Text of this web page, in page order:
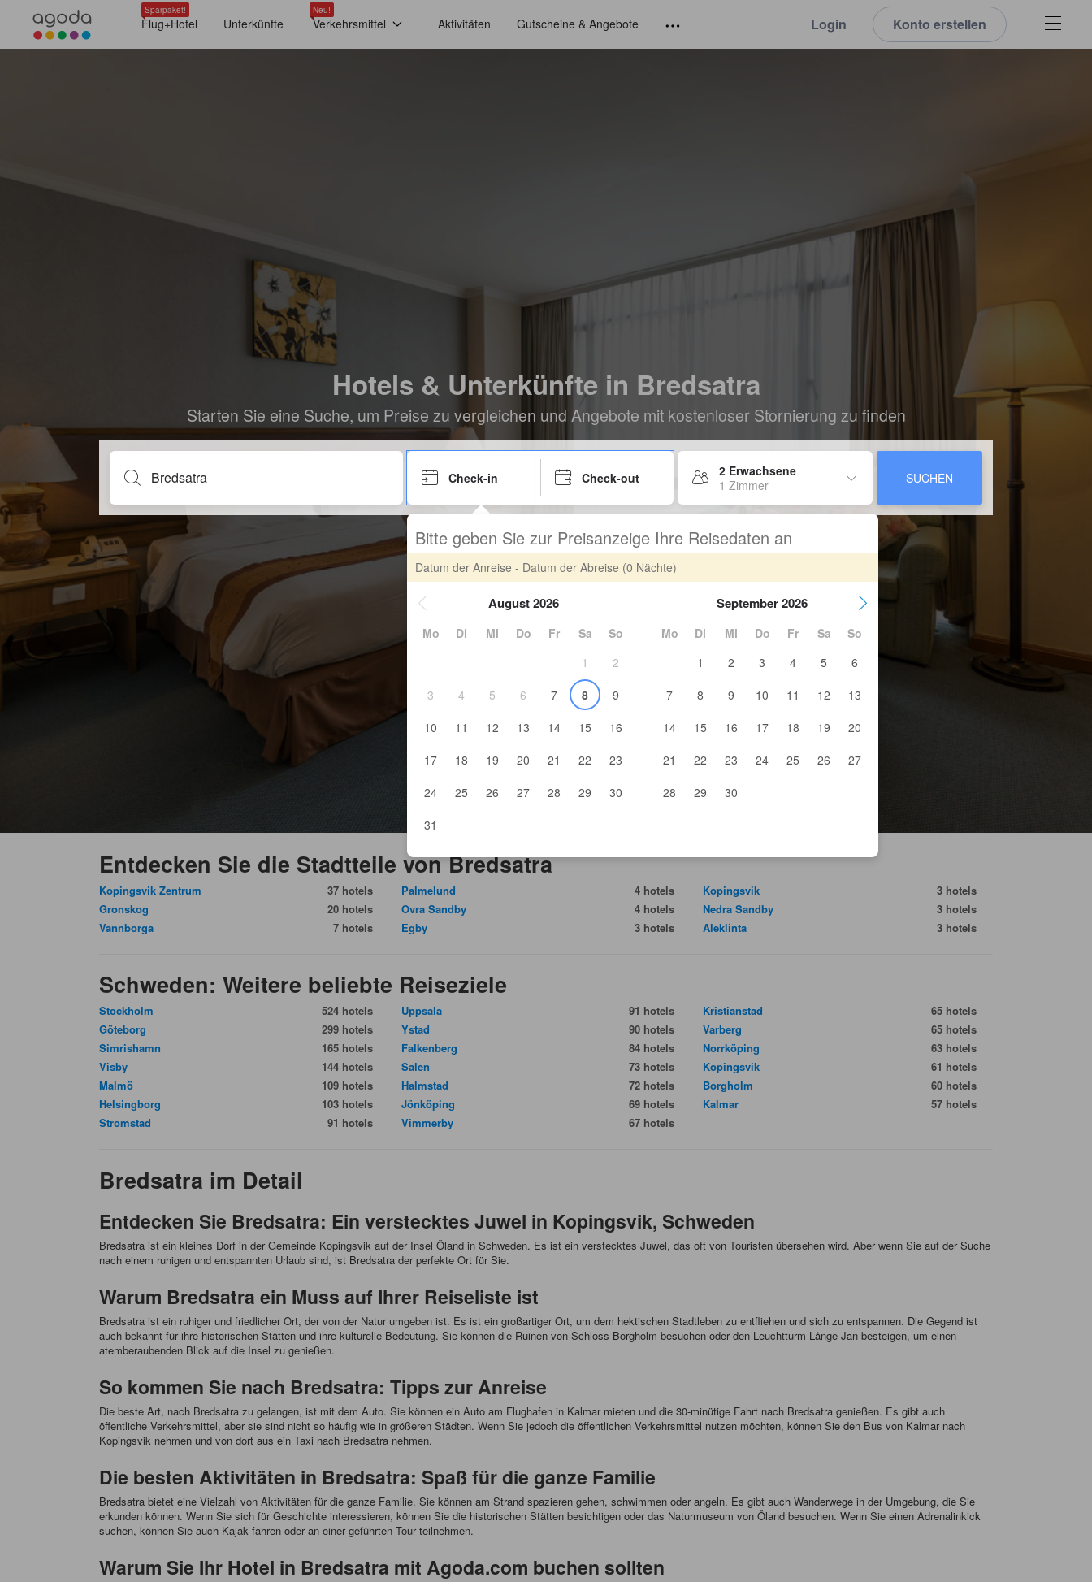
Sparpaket!
Flug+Hotel Unterkünfte
Neu!
Verkehrsmittel Aktivitäten Gutscheine & Angebote Login Konto erstellen
Hotels & Unterkünfte in Bredsatra
Starten Sie eine Suche, um Preise zu vergleichen und Angebote mit kostenloser Stornierung zu finden
Check-in Check-out
2 Erwachsene
1 Zimmer
SUCHEN
Bitte geben Sie zur Preisanzeige Ihre Reisedaten an
Datum der Anreise - Datum der Abreise (0 Nächte)
August 2026
Mo Di Mi Do Fr Sa
So
1
2
3
4 5 6 7 8
9
10
11 12 13 14 15
16
17
18 19 20 21 22
23
24
25 26 27 28 29
30
31
September 2026
Mo Di Mi Do Fr Sa
So
1
2 3 4 5
6
7
8 9 10 11 12
13
14
15 16 17 18 19
20
21
22 23 24 25 26
27
28
29 30
Entdecken Sie die Stadtteile von Bredsatra
Kopingsvik Zentrum
37 hotels
Gronskog
20 hotels
Vannborga
7 hotels
Palmelund
4 hotels
Ovra Sandby
4 hotels
Egby
3 hotels
Kopingsvik
3 hotels
Nedra Sandby
3 hotels
Aleklinta
3 hotels
Schweden: Weitere beliebte Reiseziele
Stockholm
524 hotels
Göteborg
299 hotels
Simrishamn
165 hotels
Visby
144 hotels
Malmö
109 hotels
Helsingborg
103 hotels
Stromstad
91 hotels
Uppsala
91 hotels
Ystad
90 hotels
Falkenberg
84 hotels
Salen
73 hotels
Halmstad
72 hotels
Jönköping
69 hotels
Vimmerby
67 hotels
Kristianstad
65 hotels
Varberg
65 hotels
Norrköping
63 hotels
Kopingsvik
61 hotels
Borgholm
60 hotels
Kalmar
57 hotels
Bredsatra im Detail
Entdecken Sie Bredsatra: Ein verstecktes Juwel in Kopingsvik, Schweden
Bredsatra ist ein kleines Dorf in der Gemeinde Kopingsvik auf der Insel Öland in Schweden. Es ist ein verstecktes Juwel, das oft von Touristen übersehen wird. Aber wenn Sie auf der Suche
nach einem ruhigen und entspannten Urlaub sind, ist Bredsatra der perfekte Ort für Sie.
Warum Bredsatra ein Muss auf Ihrer Reiseliste ist
Bredsatra ist ein ruhiger und friedlicher Ort, der von der Natur umgeben ist. Es ist ein großartiger Ort, um dem hektischen Stadtleben zu entfliehen und sich zu entspannen. Die Gegend ist
auch bekannt für ihre historischen Stätten und ihre kulturelle Bedeutung. Sie können die Ruinen von Schloss Borgholm besuchen oder den Leuchtturm Långe Jan besteigen, um einen
atemberaubenden Blick auf die Insel zu genießen.
So kommen Sie nach Bredsatra: Tipps zur Anreise
Die beste Art, nach Bredsatra zu gelangen, ist mit dem Auto. Sie können ein Auto am Flughafen in Kalmar mieten und die 30-minütige Fahrt nach Bredsatra genießen. Es gibt auch
öffentliche Verkehrsmittel, aber sie sind nicht so häufig wie in größeren Städten. Wenn Sie jedoch die öffentlichen Verkehrsmittel nutzen möchten, können Sie den Bus von Kalmar nach
Kopingsvik nehmen und von dort aus ein Taxi nach Bredsatra nehmen.
Die besten Aktivitäten in Bredsatra: Spaß für die ganze Familie
Bredsatra bietet eine Vielzahl von Aktivitäten für die ganze Familie. Sie können am Strand spazieren gehen, schwimmen oder angeln. Es gibt auch Wanderwege in der Umgebung, die Sie
erkunden können. Wenn Sie sich für Geschichte interessieren, können Sie die historischen Stätten besichtigen oder das Naturmuseum von Öland besuchen. Wenn Sie einen Adrenalinkick
suchen, können Sie auch Kajak fahren oder an einer geführten Tour teilnehmen.
Warum Sie Ihr Hotel in Bredsatra mit Agoda.com buchen sollten